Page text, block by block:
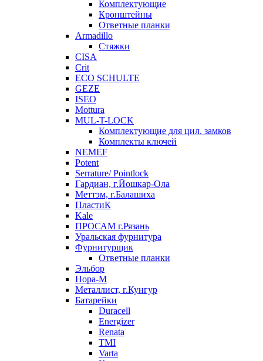
Комплектующие
Кронштейны
Ответные планки
Armadillo
Стяжки
CISA
Crit
ECO SCHULTE
GEZE
ISEO
Mottura
MUL-T-LOCK
Комплектующие для цил. замков
Комплекты ключей
NEMEF
Potent
Serrature/ Pointlock
Гардиан, г.Йошкар-Ола
Меттэм, г.Балашиха
ПластиК
Kale
ПРОСАМ г.Рязань
Уральская фурнитура
Фурнитурщик
Ответные планки
Эльбор
Нора-М
Металлист, г.Кунгур
Батарейки
Duracell
Energizer
Renata
TMI
Varta